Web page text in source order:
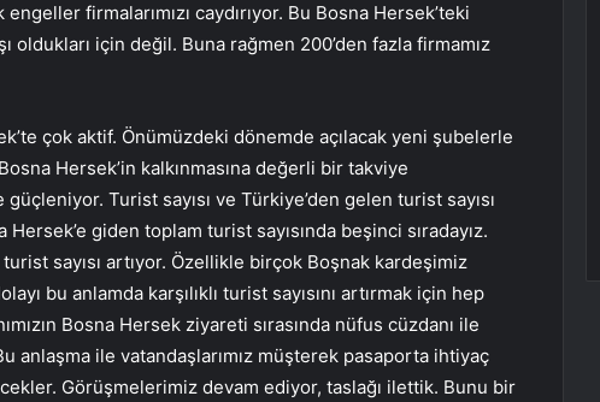
firmalarımızı caydırıyor. Bu Bosna Hersek’teki
oldukları için değil. Buna rağmen 200’den fazla firmamız
çok aktif. Önümüzdeki dönemde açılacak yeni şubelerle
Hersek’in kalkınmasına değerli bir takviye
Turist sayısı ve Türkiye’den gelen turist sayısı
Hersek’e giden toplam turist sayısında beşinci sıradayız.
sayısı artıyor. Özellikle birçok Boşnak kardeşimiz
bu anlamda karşılıklı turist sayısını artırmak için hep
Bosna Hersek ziyareti sırasında nüfus cüzdanı ile
anlaşma ile vatandaşlarımız müşterek pasaporta ihtiyaç
Görüşmelerimiz devam ediyor, taslağı ilettik. Bunu bir